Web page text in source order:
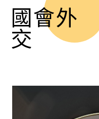
國會外
交